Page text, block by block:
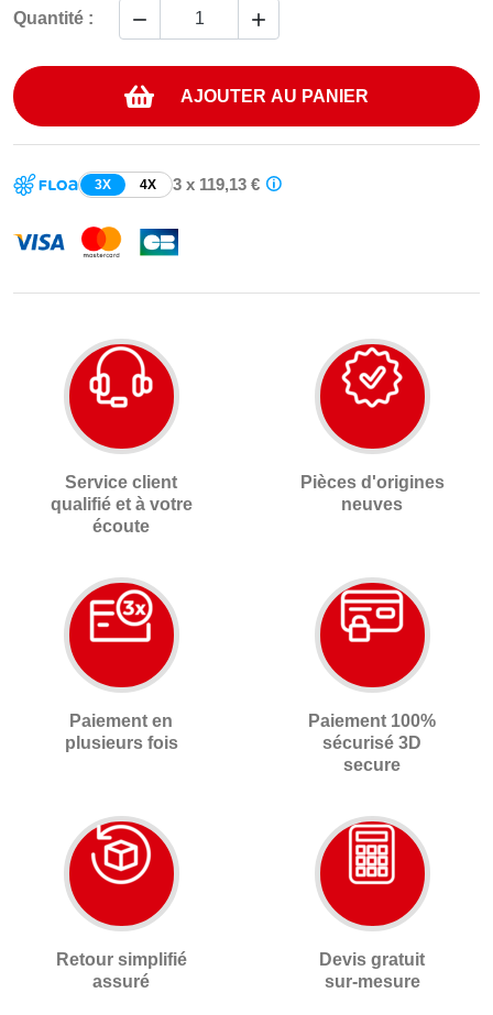
Quantité :  
AJOUTER AU PANIER
3X 4X 3 x 119,13 €
Service client
qualifié et à votre
écoute
Pièces d'origines
neuves
Paiement en
plusieurs fois
Paiement 100%
sécurisé 3D
secure
Retour simplifié
assuré
Devis gratuit
sur-mesure